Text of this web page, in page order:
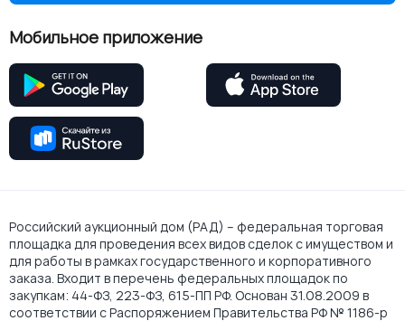
Мобильное приложение
Российский аукционный дом (РАД) – федеральная торговая
площадка для проведения всех видов сделок с имуществом и
для работы в рамках государственного и корпоративного
заказа. Входит в перечень федеральных площадок по
закупкам: 44-ФЗ, 223-ФЗ, 615-ПП РФ. Основан 31.08.2009 в
соответствии с Распоряжением Правительства РФ № 1186-р